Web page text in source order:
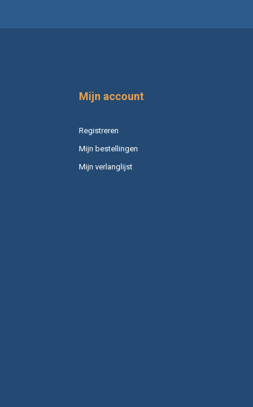
Mijn account
Registreren
Mijn bestellingen
Mijn verlanglijst